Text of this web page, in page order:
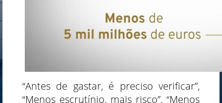
“Antes de gastar, é preciso verificar”,
“Menos escrutínio, mais risco”, “Menos